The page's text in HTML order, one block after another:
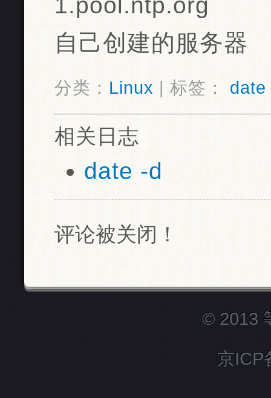
自己创建的服务器
分类： Linux | 标签： date
相关日志
date -d
评论被关闭！
© 2013
京ICP